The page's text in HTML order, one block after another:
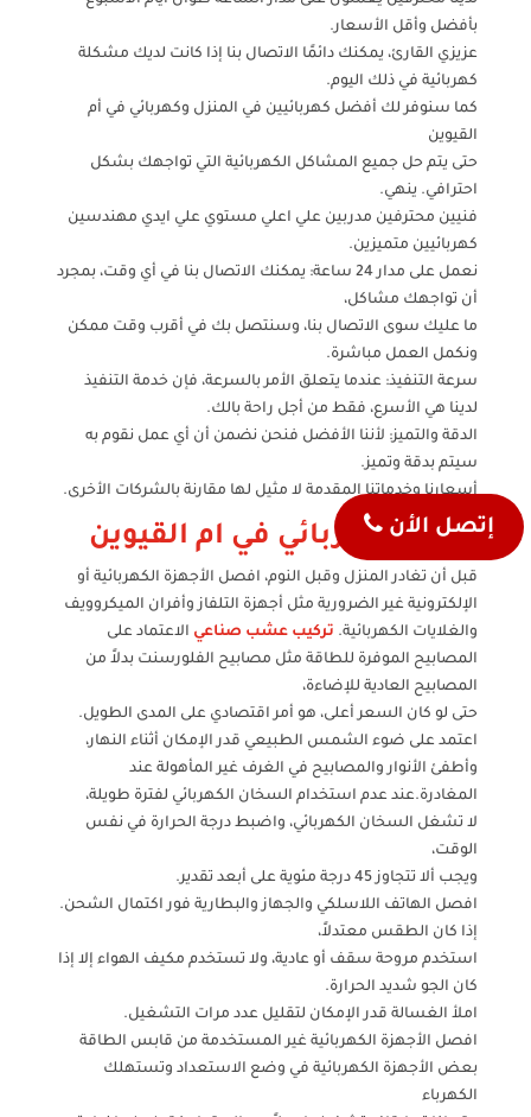
بأفضل وأقل الأسعار.
عزيزي القارئ، يمكنك دائمًا الاتصال بنا إذا كانت لديك مشكلة
كهربائية في ذلك اليوم.
كما سنوفر لك أفضل كهربائيين في المنزل وكهربائي في أم
القيوين
حتى يتم حل جميع المشاكل الكهربائية التي تواجهك بشكل
احترافي. ينهي.
فنيين محترفين مدربين علي اعلي مستوي علي ايدي مهندسين
كهربائيين متميزين.
نعمل على مدار 24 ساعة: يمكنك الاتصال بنا في أي وقت، بمجرد
أن تواجهك مشاكل،
ما عليك سوى الاتصال بنا، وسنتصل بك في أقرب وقت ممكن
ونكمل العمل مباشرة.
سرعة التنفيذ: عندما يتعلق الأمر بالسرعة، فإن خدمة التنفيذ
لدينا هي الأسرع، فقط من أجل راحة بالك.
الدقة والتميز: لأننا الأفضل فنحن نضمن أن أي عمل نقوم به
سيتم بدقة وتميز.
أسعارنا وخدماتنا المقدمة لا مثيل لها مقارنة بالشركات الأخرى.
نصائح كهربائي في ام القيوين
قبل أن تغادر المنزل وقبل النوم، افصل الأجهزة الكهربائية أو
الإلكترونية غير الضرورية مثل أجهزة التلفاز وأفران الميكروويف
والغلايات الكهربائية. تركيب عشب صناعي الاعتماد على
المصابيح الموفرة للطاقة مثل مصابيح الفلورسنت بدلاً من
المصابيح العادية للإضاءة،
حتى لو كان السعر أعلى، هو أمر اقتصادي على المدى الطويل.
اعتمد على ضوء الشمس الطبيعي قدر الإمكان أثناء النهار،
وأطفئ الأنوار والمصابيح في الغرف غير المأهولة عند
المغادرة.عند عدم استخدام السخان الكهربائي لفترة طويلة،
لا تشغل السخان الكهربائي، واضبط درجة الحرارة في نفس
الوقت،
ويجب ألا تتجاوز 45 درجة مئوية على أبعد تقدير.
افصل الهاتف اللاسلكي والجهاز والبطارية فور اكتمال الشحن.
إذا كان الطقس معتدلاً،
استخدم مروحة سقف أو عادية، ولا تستخدم مكيف الهواء إلا إذا
كان الجو شديد الحرارة.
املأ الغسالة قدر الإمكان لتقليل عدد مرات التشغيل.
افصل الأجهزة الكهربائية غير المستخدمة من قابس الطاقة
بعض الأجهزة الكهربائية في وضع الاستعداد وتستهلك
الكهرباء
إتصل الأن